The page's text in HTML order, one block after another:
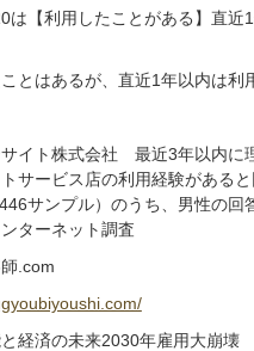
は【利用したことがある】直近
とはあるが、直近1年以内は利
サイト株式会社 最近3年以内に
サービス店の利用経験がある
サンプル）のうち、男性の回
ターネット調査
.com
と経済の未来2030年雇用大崩